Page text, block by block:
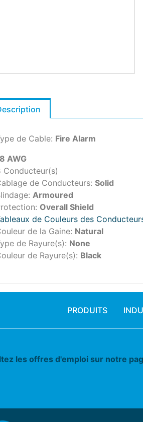
de Cable: Fire Alarm
AWG
Conducteur(s)
de Conducteurs: Solid
Armoured
Overall Shield
de Couleurs des
de la Gaine: Natural
de Rayure(s): None
de Rayure(s): Black
PRODUITS
les offres d'emploi sur notre